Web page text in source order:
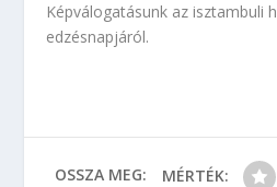
Képválogatásunk az isztambuli
edzésnapjáról.
OSSZA MEG: MÉRTÉK: